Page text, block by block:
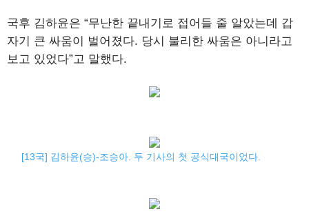
국후 김하윤은 “무난한 끝내기로 접어들 줄 알았는데 갑
자기 큰 싸움이 벌어졌다. 당시 불리한 싸움은 아니라고
보고 있었다”고 말했다.
[13국] 김하윤(승)-조승아. 두 기사의 첫 공식대국이었다.